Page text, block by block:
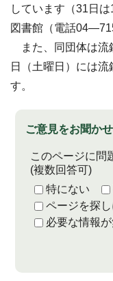
しています（31日
図書館（電話
また、同団体は流
日（土曜日）には
す。
ご意見をお聞か
このページに問
(複数回答可)
特にない
ページを探
必要な情報